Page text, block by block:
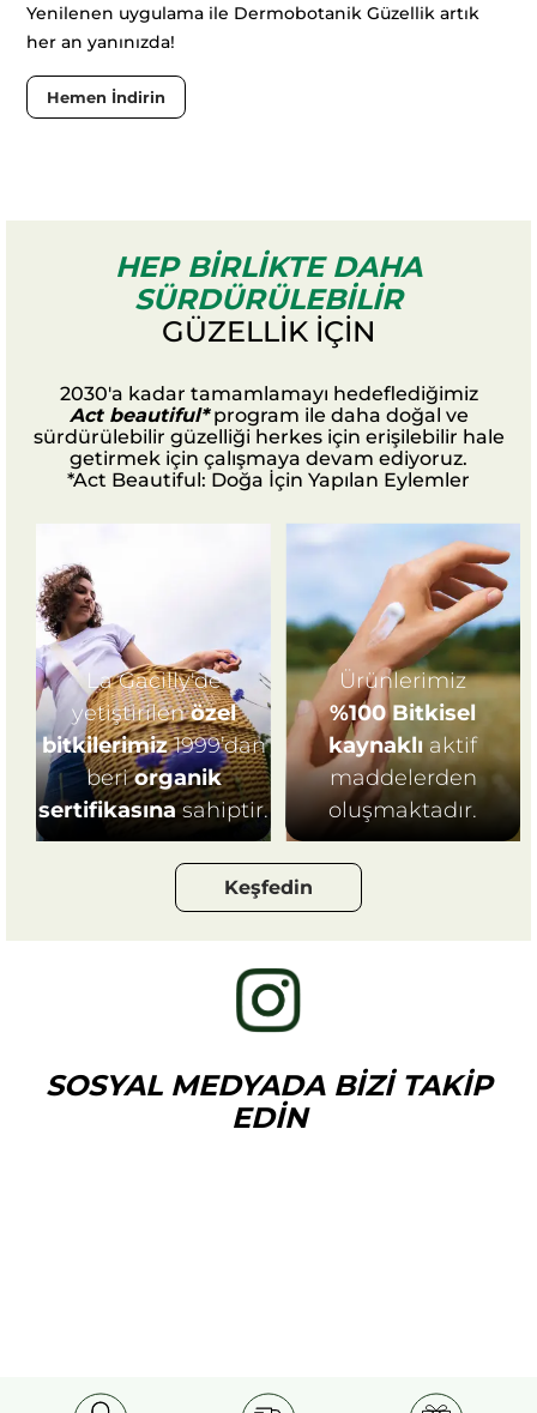
Yenilenen uygulama ile Dermobotanik Güzellik artık
her an yanınızda!
Hemen İndirin
HEP BIRLIKTE DAHA
SÜRDÜRÜLEBILIR
GÜZELLİK İÇİN
2030'a kadar tamamlamayı hedeflediğimiz
Act beautiful*program ile daha doğal ve
sürdürülebilir güzelliği herkes için erişilebilir hale
getirmek için çalışmaya devam ediyoruz.
*Act Beautiful: Doğa İçin Yapılan Eylemler
La Gacilly'de
yetiştirilenözel
bitkilerimiz1999’dan
beriorganik
sertifikasınasahiptir.
Ürünlerimiz
%100 Bitkisel
kaynaklıaktif
maddelerden
oluşmaktadır.
Keşfedin
SOSYAL MEDYADA BİZİ TAKİP
EDİN